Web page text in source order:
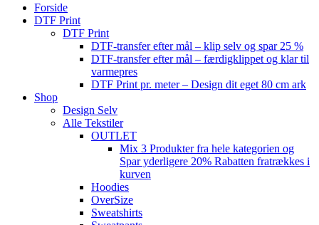
Forside
DTF Print
DTF Print
DTF-transfer efter mål – klip selv og spar 25 %
DTF-transfer efter mål – færdigklippet og klar til
varmepres
DTF Print pr. meter – Design dit eget 80 cm ark
Shop
Design Selv
Alle Tekstiler
OUTLET
Mix 3 Produkter fra hele kategorien og
Spar yderligere 20% Rabatten fratrækkes i
kurven
Hoodies
OverSize
Sweatshirts